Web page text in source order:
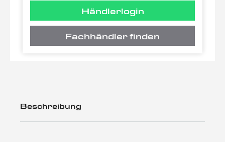
Händlerlogin
Fachhändler finden
Beschreibung